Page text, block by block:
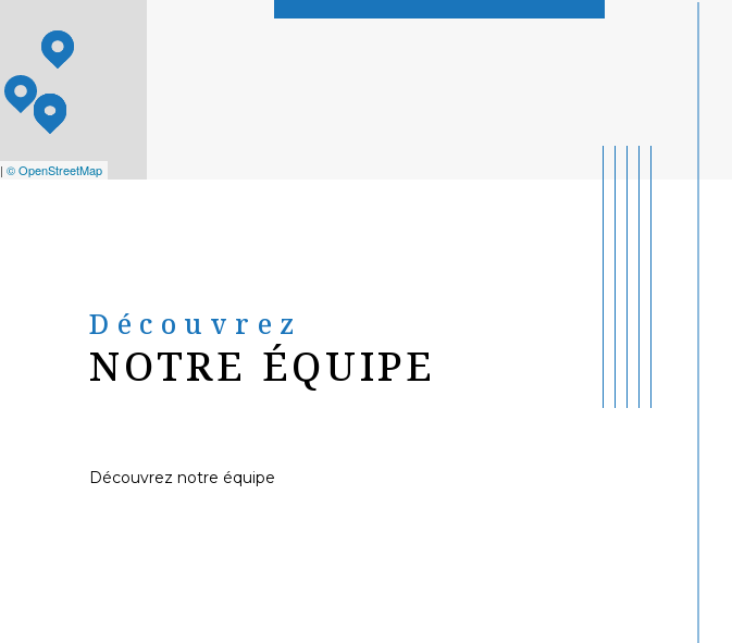
|© OpenStreetMap
Découvrez
NOTRE ÉQUIPE
Découvrez notre équipe